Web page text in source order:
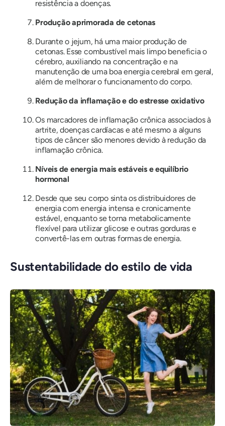
resistência a doenças.
Produção aprimorada de cetonas
Durante o jejum, há uma maior produção de
cetonas. Esse combustível mais limpo beneficia o
cérebro, auxiliando na concentração e na
manutenção de uma boa energia cerebral em geral,
além de melhorar o funcionamento do corpo.
Redução da inflamação e do estresse oxidativo
Os marcadores de inflamação crônica associados à
artrite, doenças cardíacas e até mesmo a alguns
tipos de câncer são menores devido à redução da
inflamação crônica.
Níveis de energia mais estáveis ​​e equilíbrio
hormonal
Desde que seu corpo sinta os distribuidores de
energia com energia intensa e cronicamente
estável, enquanto se torna metabolicamente
flexível para utilizar glicose e outras gorduras e
convertê-las em outras formas de energia.
Sustentabilidade do estilo de vida